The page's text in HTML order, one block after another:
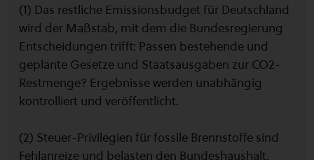
(1) Das restliche Emissionsbudget für Deutschland
wird der Maßstab, mit dem die Bundesregierung
Entscheidungen trifft: Passen bestehende und
geplante Gesetze und Staatsausgaben zur CO2-
Restmenge? Ergebnisse werden unabhängig
kontrolliert und veröffentlicht.
(2) Steuer-Privilegien für fossile Brennstoffe sind
Fehlanreize und belasten den Bundeshaushalt.